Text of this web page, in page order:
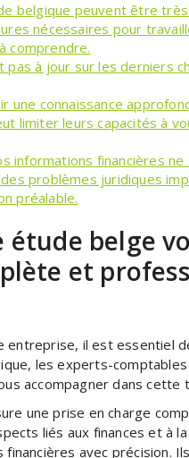
belgique peuvent être
nécessaires pour
comprendre.
à jour sur les derniers
une connaissance
limiter leurs capacités à
informations financières
problèmes juridiques
préalable.
étude belge
et
entreprise, il est essentiel
les experts-comptables
accompagner dans cette
une prise en charge
liés aux finances et à
avec précision.